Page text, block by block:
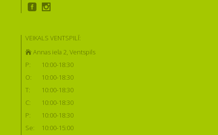
VEIKALS VENTSPILĪ:
Annas iela 2, Ventspils
P:
10:00-18:30
O:
10:00-18:30
T:
10:00-18:30
C:
10:00-18:30
P:
10:00-18:30
Se:
10:00-15:00